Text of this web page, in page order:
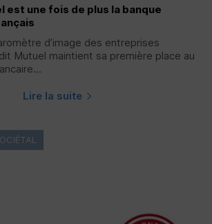
est une fois de plus la banque
d’image des entreprises
Mutuel maintient sa première place au
Lire la suite